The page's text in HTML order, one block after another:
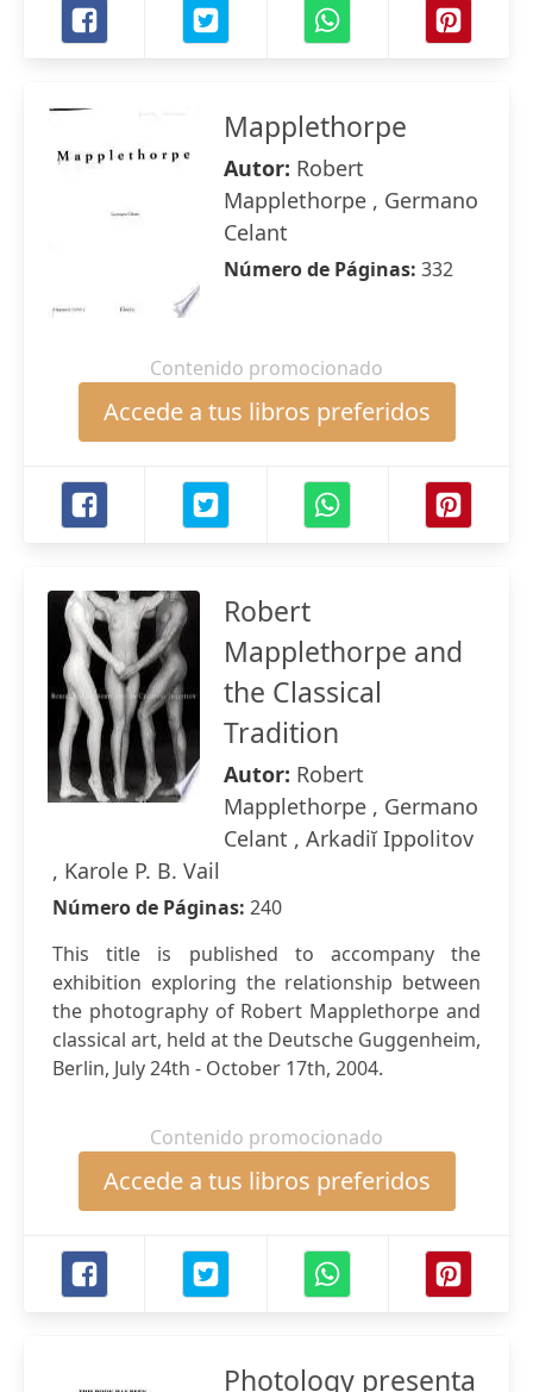
Mapplethorpe
Autor: Robert
Mapplethorpe , Germano
Celant
Número de Páginas: 332
Contenido promocionado
Accede a tus libros preferidos
Robert
Mapplethorpe and
the Classical
Tradition
Autor: Robert
Mapplethorpe , Germano
Celant , Arkadiĭ Ippolitov
, Karole P. B. Vail
Número de Páginas: 240
This title is published to accompany the
exhibition exploring the relationship between
the photography of Robert Mapplethorpe and
classical art, held at the Deutsche Guggenheim,
Berlin, July 24th - October 17th, 2004.
Contenido promocionado
Accede a tus libros preferidos
Photology presenta